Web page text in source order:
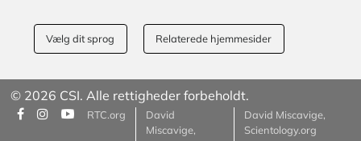
Vælg dit sprog Relaterede hjemmesider
© 2026 CSI. Alle rettigheder forbeholdt.
RTC.org
David
Miscavige,
David Miscavige,
Scientology.org